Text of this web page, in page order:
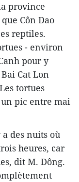
province
Côn Dao
reptiles.
- environ
pour y
Cat Lon
tortues
pic entre mai
des nuits où
heures, car
dit M. Dông.